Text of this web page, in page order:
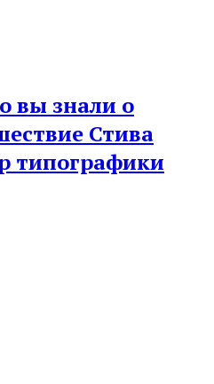
вы знали о
Стива
типографики